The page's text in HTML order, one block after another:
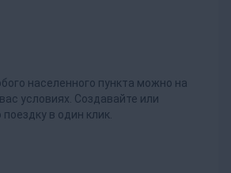
населенного пункта можно на
условиях. Создавайте или
в один клик.